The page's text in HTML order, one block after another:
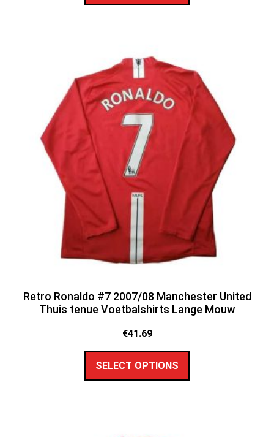
Retro Ronaldo #7 2007/08 Manchester United
Thuis tenue Voetbalshirts Lange Mouw
€41.69
SELECT OPTIONS